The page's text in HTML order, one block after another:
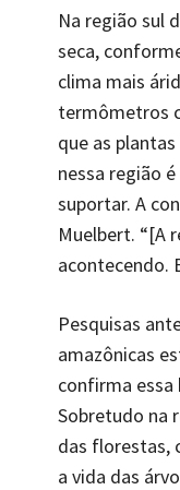
Na região sul
seca,
clima mais
termômetros
que as
nessa região
suportar. A
Muelbert. “[A
acontecendo.
Pesquisas
amazônicas
confirma essa
Sobretudo na
das florestas,
a vida das